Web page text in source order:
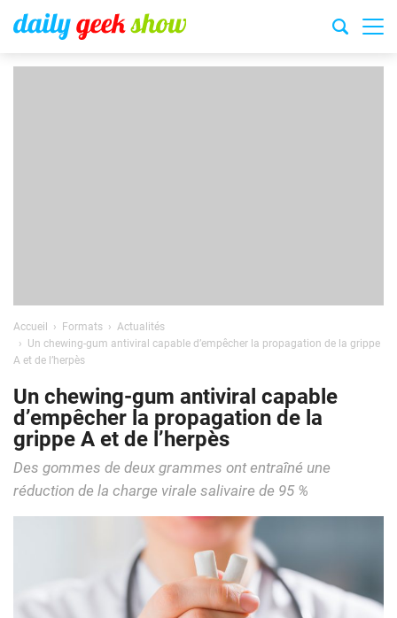
Accueil Formats
Actualités
Un chewing-gum antiviral capable d’empêcher la propagation de la grippe
A et de l’herpès
Un chewing-gum antiviral capable
d’empêcher la propagation de la
grippe A et de l’herpès
Des gommes de deux grammes ont entraîné une
réduction de la charge virale salivaire de 95 %